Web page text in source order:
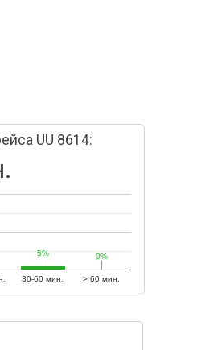
UU 8614:
30-60 мин. > 60 мин.
5%
5% 0%
0%